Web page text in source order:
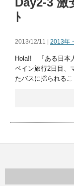
ﾄ
2013/12/11 | 2013年
Hola!! 『ある日本
ペイン旅行2日目、
たバスに揺られる